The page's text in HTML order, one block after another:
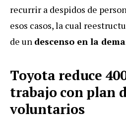
recurrir a despidos de
esos casos, la cual
de un descenso en la
Toyota reduce
trabajo con plan
voluntarios